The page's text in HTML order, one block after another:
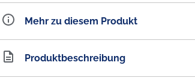
Mehr zu diesem Produkt
Artikelnummer AU300330
Produktbeschreibung